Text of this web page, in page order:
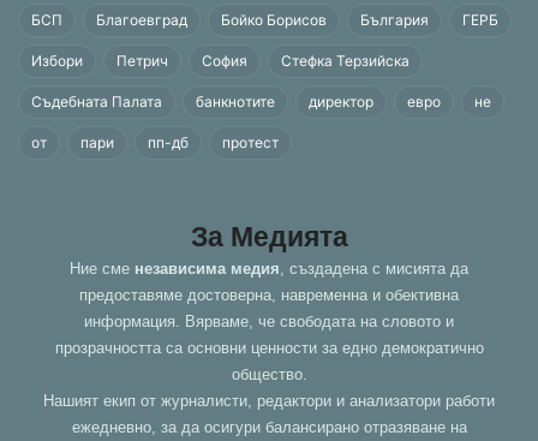
БСП Благоевград Бойко Борисов България ГЕРБ
Избори Петрич София Стефка Терзийска
Съдебната Палата банкнотите директор евро не
от пари пп-дб протест
За Медията
Ние сме независима медия , създадена с мисията да
предоставяме достоверна, навременна и обективна
информация. Вярваме, че свободата на словото и
прозрачността са основни ценности за едно демократично
общество.
Нашият екип от журналисти, редактори и анализатори работи
ежедневно, за да осигури балансирано отразяване на